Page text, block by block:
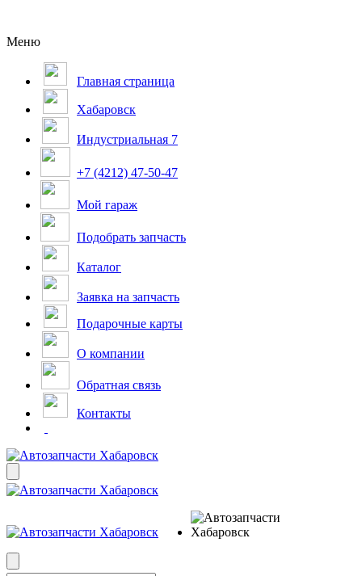
Меню
Главная страница
Хабаровск
Индустриальная 7
+7 (4212) 47-50-47
Мой гараж
Подобрать запчасть
Каталог
Заявка на запчасть
Подарочные карты
О компании
Обратная связь
Контакты